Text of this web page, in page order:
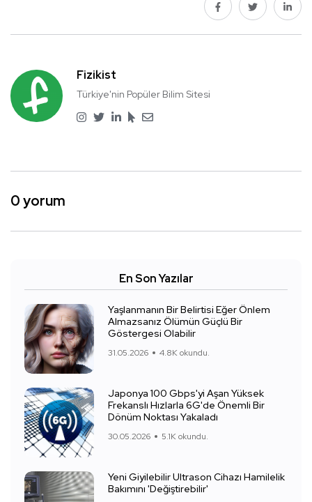
Fizikist
Türkiye'nin Popüler Bilim Sitesi
0 yorum
En Son Yazılar
Yaşlanmanın Bir Belirtisi Eğer Önlem
Almazsanız Ölümün Güçlü Bir
Göstergesi Olabilir
31.05.2026 4.8K okundu.
Japonya 100 Gbps'yi Aşan Yüksek
Frekanslı Hızlarla 6G'de Önemli Bir
Dönüm Noktası Yakaladı
30.05.2026 5.1K okundu.
Yeni Giyilebilir Ultrason Cihazı Hamilelik
Bakımını 'Değiştirebilir'